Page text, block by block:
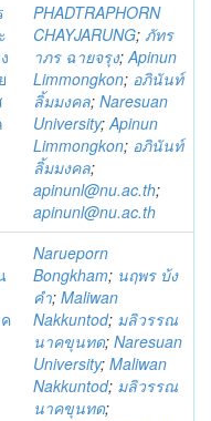
PHADTRAPHORN
CHAYJARUNG; ภัทร
าภร ฉายจรุง;Apinun
Limmongkon; อภินันท์
ลิ้มมงคล; Naresuan
University;Apinun
Limmongkon; อภินันท์
ลิ้มมงคล;
apinunl@nu.ac.th;
apinunl@nu.ac.th
Narueporn
Bongkham; นฤพร บ้ง
คำ; Maliwan
Nakkuntod; มลิวรรณ
นาคขุนทด; Naresuan
University; Maliwan
Nakkuntod; มลิวรรณ
นาคขุนทด;